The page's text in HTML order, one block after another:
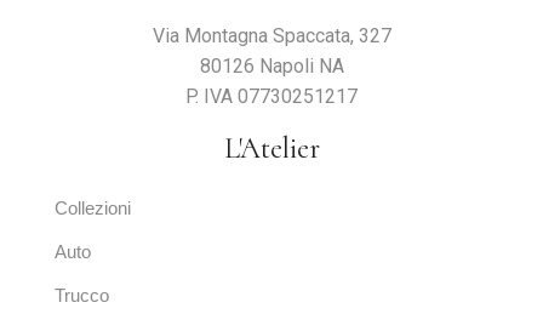
Via Montagna Spaccata, 327
80126 Napoli NA
P. IVA 07730251217
L'Atelier
Collezioni
Auto
Trucco